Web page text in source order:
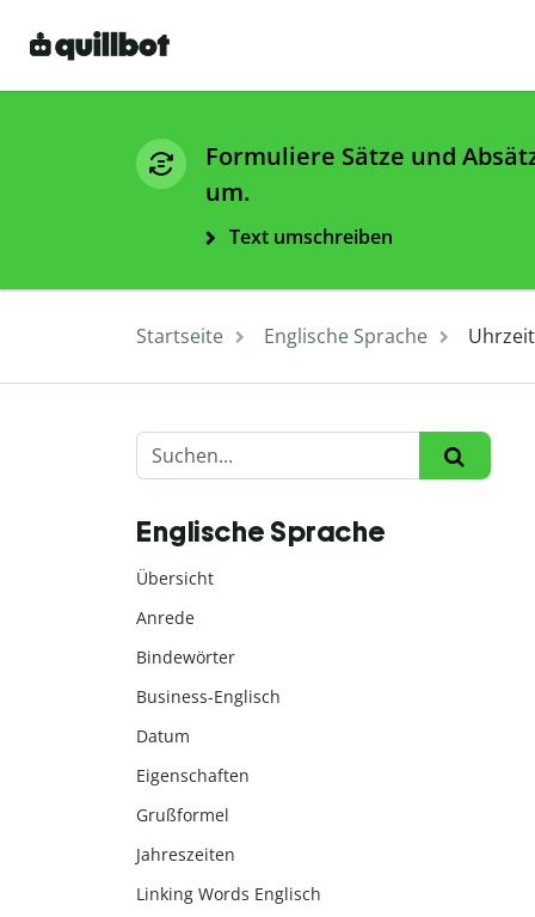
Formuliere Sätze und
um.
Text umschreiben
Startseite Englische Sprache
Englische Sprache
Übersicht
Anrede
Bindewörter
Business-Englisch
Datum
Eigenschaften
Grußformel
Jahreszeiten
Linking Words Englisch